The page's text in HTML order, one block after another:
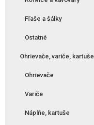
Fľaše a šálky
Ostatné
Ohrievače, variče, kartuše
Ohrievače
Variče
Náplňe, kartuše